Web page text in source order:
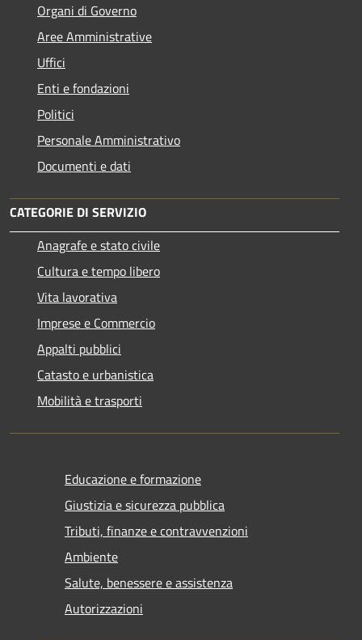
Organi di Governo
Aree Amministrative
Uffici
Enti e fondazioni
Politici
Personale Amministrativo
Documenti e dati
CATEGORIE DI SERVIZIO
Anagrafe e stato civile
Cultura e tempo libero
Vita lavorativa
Imprese e Commercio
Appalti pubblici
Catasto e urbanistica
Mobilità e trasporti
Educazione e formazione
Giustizia e sicurezza pubblica
Tributi, finanze e contravvenzioni
Ambiente
Salute, benessere e assistenza
Autorizzazioni